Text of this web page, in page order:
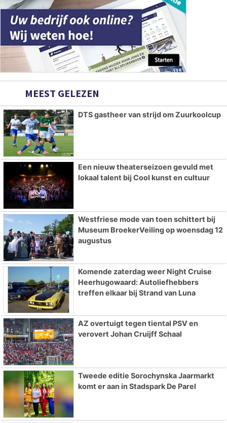
MEEST GELEZEN
DTS gastheer van strijd om Zuurkoolcup
Een nieuw theaterseizoen gevuld met
lokaal talent bij Cool kunst en cultuur
Westfriese mode van toen schittert bij
Museum BroekerVeiling op woensdag 12
augustus
Komende zaterdag weer Night Cruise
Heerhugowaard: Autoliefhebbers
treffen elkaar bij Strand van Luna
AZ overtuigt tegen tiental PSV en
verovert Johan Cruijff Schaal
Tweede editie Sorochynska Jaarmarkt
komt er aan in Stadspark De Parel